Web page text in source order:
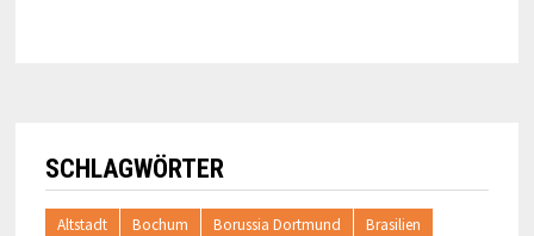
SCHLAGWÖRTER
Altstadt Bochum Borussia Dortmund
Brasilien